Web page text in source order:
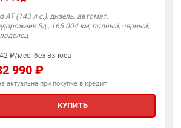
АТ (143 л.с.), дизель, автомат,
5д., 165 004 км, полный, черный,
₽/мес. без взноса
990 ₽
актуальна при покупке в кредит
КУПИТЬ